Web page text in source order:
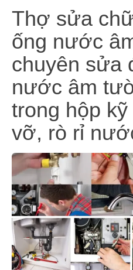
Thợ sửa
ống nước
chuyên sửa
nước âm
trong hộp
vỡ, rò rỉ